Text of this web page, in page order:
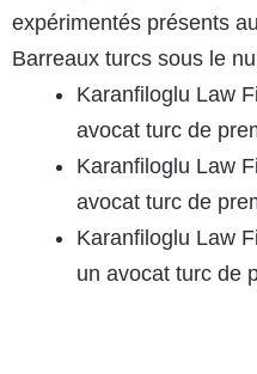
expérimentés présents
Barreaux turcs sous le
Karanfiloglu Law
avocat turc de
Karanfiloglu Law
avocat turc de
Karanfiloglu Law
un avocat turc de